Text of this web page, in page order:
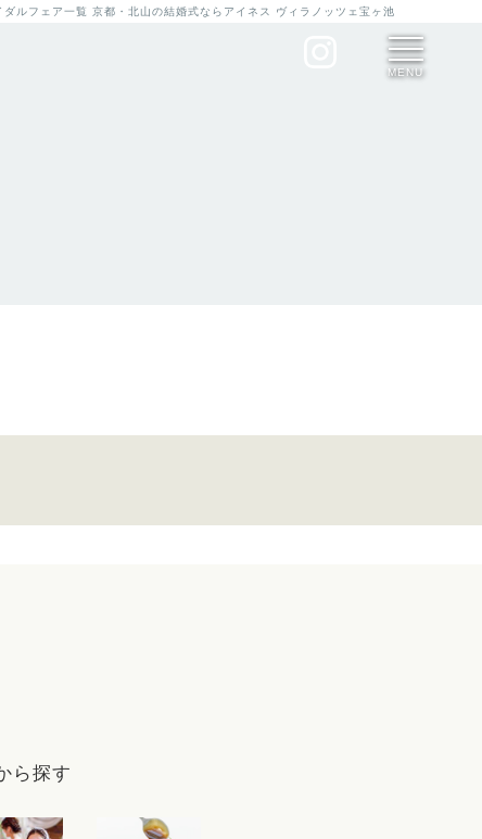
ルフェア一覧 京都・北山の結婚式ならアイネス ヴィラノッツェ宝ヶ池
MENU
9
ら探す